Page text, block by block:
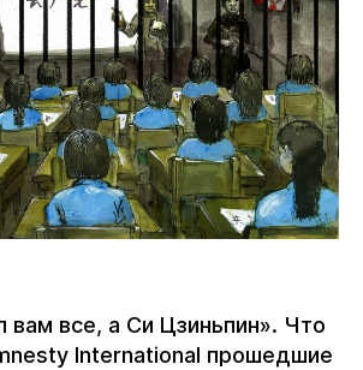
вам все, а Си Цзиньпин». Что
International прошедшие